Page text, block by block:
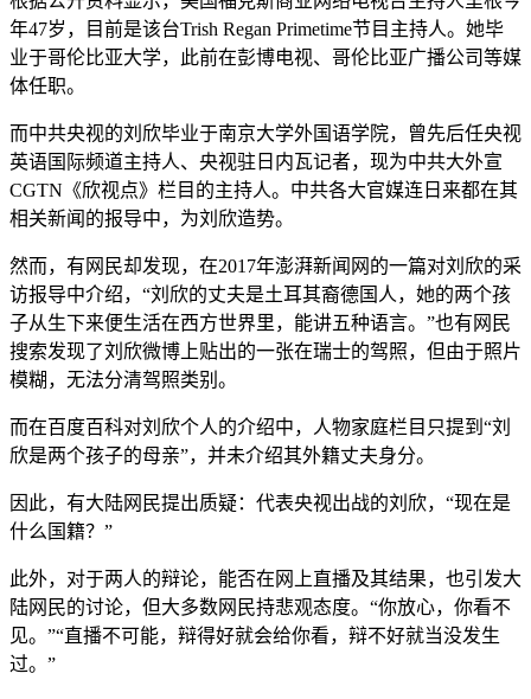
年47岁，目前是该台Trish Regan Primetime节目主持人。她毕
业于哥伦比亚大学，此前在彭博电视、哥伦比亚广播公司等媒
体任职。
而中共央视的刘欣毕业于南京大学外国语学院，曾先后任央视
英语国际频道主持人、央视驻日内瓦记者，现为中共大外宣
CGTN《欣视点》栏目的主持人。中共各大官媒连日来都在其
相关新闻的报导中，为刘欣造势。
然而，有网民却发现，在2017年澎湃新闻网的一篇对刘欣的采
访报导中介绍，“刘欣的丈夫是土耳其裔德国人，她的两个孩
子从生下来便生活在西方世界里，能讲五种语言。”也有网民
搜索发现了刘欣微博上贴出的一张在瑞士的驾照，但由于照片
模糊，无法分清驾照类别。
而在百度百科对刘欣个人的介绍中，人物家庭栏目只提到“刘
欣是两个孩子的母亲”，并未介绍其外籍丈夫身分。
因此，有大陆网民提出质疑：代表央视出战的刘欣，“现在是
什么国籍？”
此外，对于两人的辩论，能否在网上直播及其结果，也引发大
陆网民的讨论，但大多数网民持悲观态度。“你放心，你看不
见。”“直播不可能，辩得好就会给你看，辩不好就当没发生
过。”